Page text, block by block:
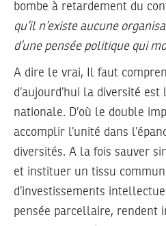
bombe à retardement du
qu’il n’existe aucune
d’une pensée politique qui
A dire le vrai, Il faut
d’aujourd’hui la diversité
nationale. D’où le double
accomplir l’unité dans
diversités. A la fois sauver
et instituer un tissu commun.
d’investissements
pensée parcellaire, rendent